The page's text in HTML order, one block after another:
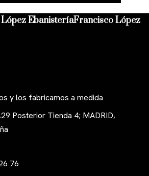
Francisco López
y los fabricamos a medida
Posterior Tienda 4; MADRID,
76